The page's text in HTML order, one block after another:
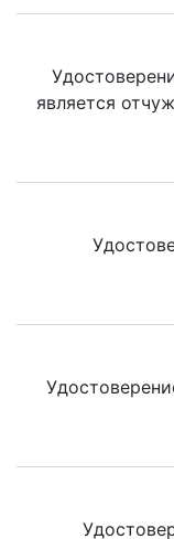
является